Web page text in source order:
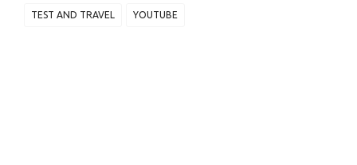
TEST AND TRAVEL YOUTUBE